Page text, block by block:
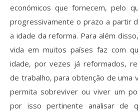
económicos que fornecem, pelo
progressivamente o prazo a partir
a idade da reforma. Para além
vida em muitos países faz com
idade, por vezes já reformados,
de trabalho, para obtenção de uma
permita sobreviver ou viver um
por isso pertinente analisar de